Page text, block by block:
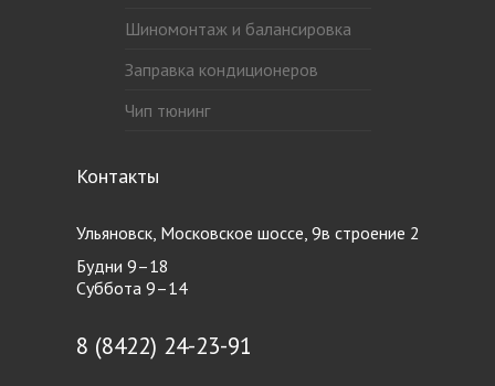
Шиномонтаж и балансировка
Заправка кондиционеров
Чип тюнинг
Контакты
Ульяновск, Московское шоссе, 9в строение 2
Будни 9–18
Суббота 9–14
8 (8422) 24-23-91